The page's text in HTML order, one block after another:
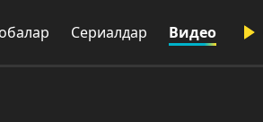
Сериалдар Видео